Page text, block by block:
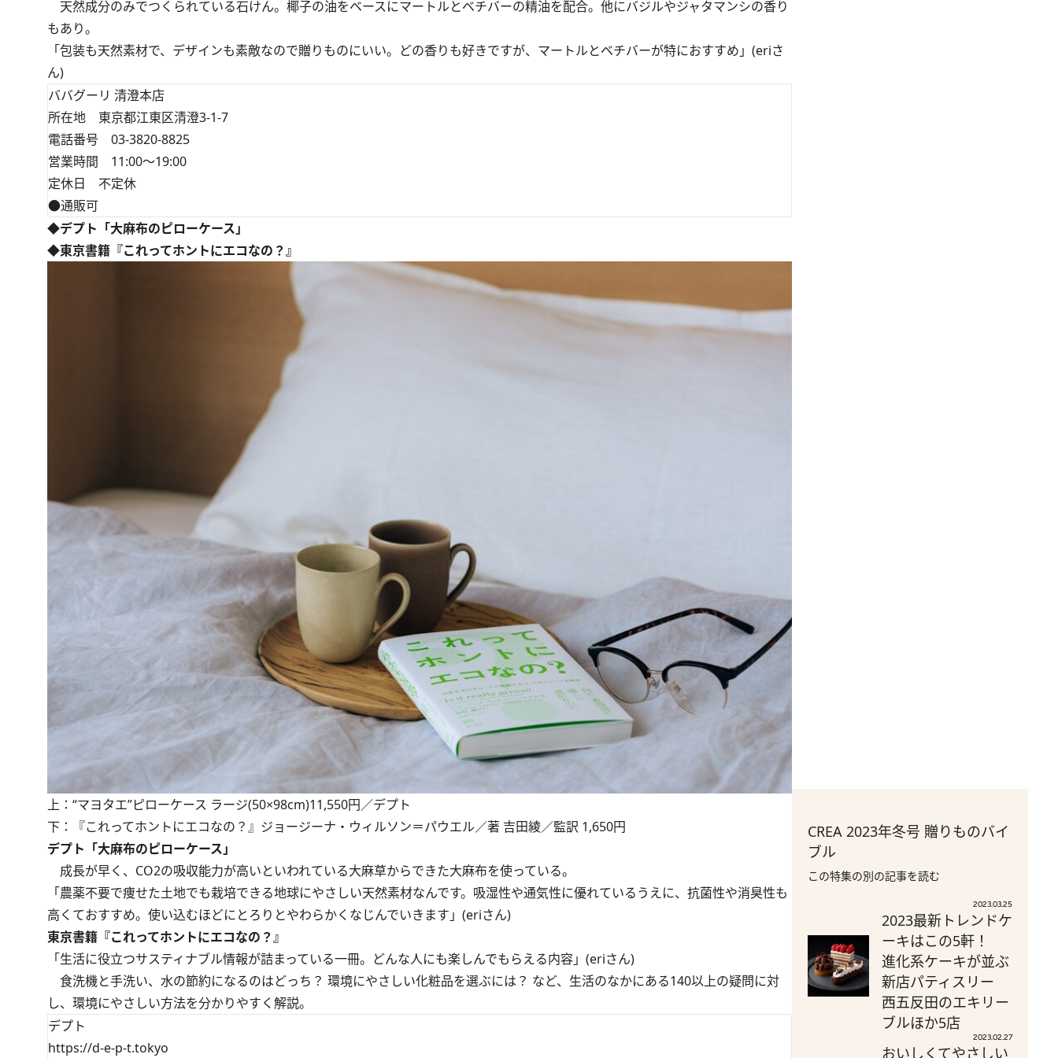
天然成分のみでつくられている石けん。椰子の油をベースにマートルとベチバーの精油を配合。他にバジルやジャタマンシの香り
もあり。
「包装も天然素材で、デザインも素敵なので贈りものにいい。どの香りも好きですが、マートルとベチバーが特におすすめ」(eriさ
ん)
ババグーリ 清澄本店
所在地 東京都江東区清澄3-1-7
電話番号 03-3820-8825
営業時間 11:00～19:00
定休日 不定休
●通販可
◆デプト「大麻布のピローケース」
◆東京書籍『これってホントにエコなの？』
上：“マヨタエ”ピローケース ラージ(50×98cm)11,550円／デプト
下：『これってホントにエコなの？』ジョージーナ・ウィルソン＝パウエル／著 吉田綾／監訳 1,650円
デプト「大麻布のピローケース」
成長が早く、CO2の吸収能力が高いといわれている大麻草からできた大麻布を使っている。
「農薬不要で痩せた土地でも栽培できる地球にやさしい天然素材なんです。吸湿性や通気性に優れているうえに、抗菌性や消臭性も
高くておすすめ。使い込むほどにとろりとやわらかくなじんでいきます」(eriさん)
東京書籍『これってホントにエコなの？』
「生活に役立つサスティナブル情報が詰まっている一冊。どんな人にも楽しんでもらえる内容」(eriさん)
食洗機と手洗い、水の節約になるのはどっち？ 環境にやさしい化粧品を選ぶには？ など、生活のなかにある140以上の疑問に対
し、環境にやさしい方法を分かりやすく解説。
デプト
https://d-e-p-t.tokyo
CREA 2023年冬号 贈りものバイ
ブル
この特集の別の記事を読む
2023.03.25
2023最新トレンドケ
ーキはこの5軒！
進化系ケーキが並ぶ
新店パティスリー
西五反田のエキリー
ブルほか5店
2023.02.27
おいしくてやさしい